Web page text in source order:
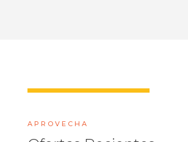
APROVECHA